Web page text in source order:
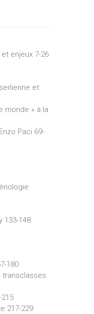
enjeux 7-26
et
monde » à la
Paci 69-
133-148
180
transclasses
217-229